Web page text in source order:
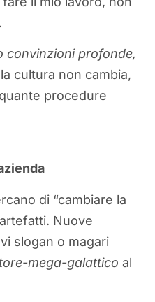
convinzioni profonde,
cultura non cambia,
procedure
di “cambiare la
Nuove
slogan o magari
mega-galattico al